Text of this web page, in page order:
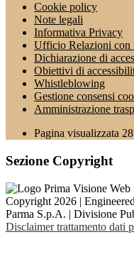
Cookie policy
Note legali
Informativa Privacy
Ufficio Relazioni con
Dichiarazione di
Obiettivi di
Whistleblowing
Gestione consensi
Amministrazione
Pagina visualizzata
Sezione Copyright
Copyright 2026 |
Parma S.p.A. | Divisione
Disclaimer trattamento dati